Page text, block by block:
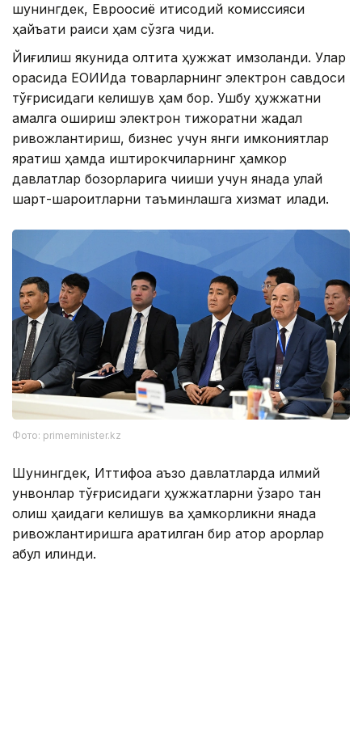
шунингдек, Евроосиё иқтисодий комиссияси
ҳайъати раиси ҳам сўзга чиқди.
Йиғилиш якунида олтита ҳужжат имзоланди. Улар
орасида ЕОИИда товарларнинг электрон савдоси
тўғрисидаги келишув ҳам бор. Ушбу ҳужжатни
амалга ошириш электрон тижоратни жадал
ривожлантириш, бизнес учун янги имкониятлар
яратиш ҳамда иштирокчиларнинг ҳамкор
давлатлар бозорларига чиқиши учун янада қулай
шарт-шароитларни таъминлашга хизмат қилади.
Фото: primeminister.kz
Шунингдек, Иттифоққа аъзо давлатларда илмий
унвонлар тўғрисидаги ҳужжатларни ўзаро тан
олиш ҳақидаги келишув ва ҳамкорликни янада
ривожлантиришга қаратилган бир қатор қарорлар
қабул қилинди.